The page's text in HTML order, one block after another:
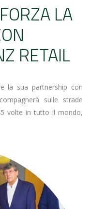
LA
RETAIL
la sua partnership con
sulle strade
volte in tutto il mondo,